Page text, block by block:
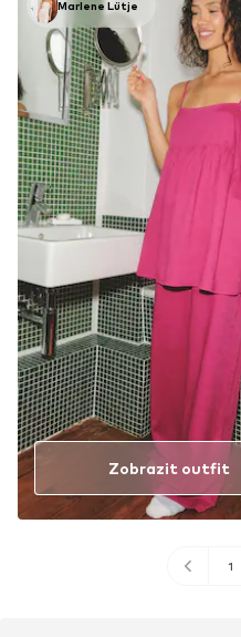
Marlene Lütje
Zobrazit outfit
1